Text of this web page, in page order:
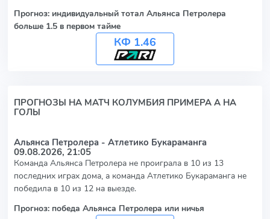
Прогноз: индивидуальный тотал Альянса Петролера
больше 1.5 в первом тайме
КФ 1.46
ПРОГНОЗЫ НА МАТЧ КОЛУМБИЯ ПРИМЕРА А НА
ГОЛЫ
Альянса Петролера - Атлетико Букараманга
09.08.2026, 21:05
Команда Альянса Петролера не проиграла в 10 из 13
последних играх дома, а команда Атлетико Букараманга не
победила в 10 из 12 на выезде.
Прогноз: победа Альянса Петролера или ничья